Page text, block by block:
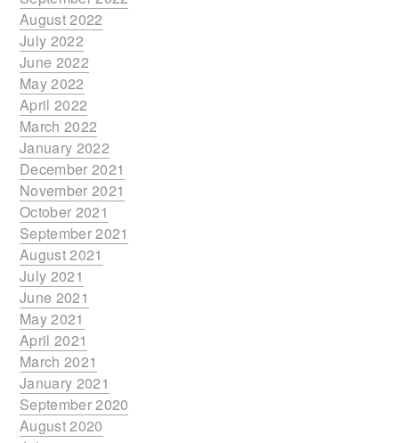
August 2022
July 2022
June 2022
May 2022
April 2022
March 2022
January 2022
December 2021
November 2021
October 2021
September 2021
August 2021
July 2021
June 2021
May 2021
April 2021
March 2021
January 2021
September 2020
August 2020